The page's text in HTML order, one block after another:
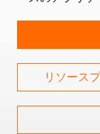
リソース